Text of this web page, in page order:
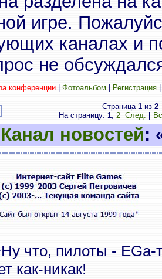
игре.
каналах и
не
конференции| Фотоальбом Регистрация
Страница 1 из 2
На страницу: 1, 2 След.
Канал новостей:
что, пилоты -
как-никак!